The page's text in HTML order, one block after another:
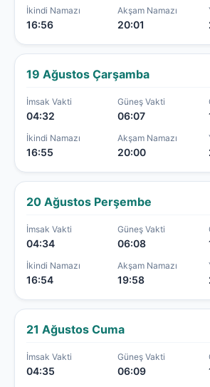
İkindi Namazı
16:56
Akşam Namazı
20:01
19 Ağustos Çarşamba
İmsak Vakti
04:32
Güneş Vakti
06:07
İkindi Namazı
16:55
Akşam Namazı
20:00
20 Ağustos Perşembe
İmsak Vakti
04:34
Güneş Vakti
06:08
İkindi Namazı
16:54
Akşam Namazı
19:58
21 Ağustos Cuma
İmsak Vakti
04:35
Güneş Vakti
06:09